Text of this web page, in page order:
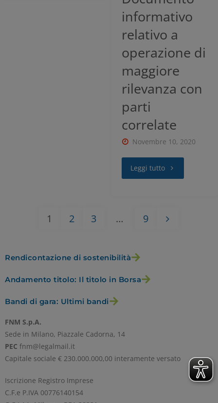
informativo
relativo a
operazione di
maggiore
rilevanza con
parti
correlate
Novembre 10, 2020
Leggi tutto
1 2 3 … 9
Rendicontazione di sostenibilità
Andamento titolo: Il titolo in Borsa
Bandi di gara: Ultimi bandi
FNM S.p.A.
Sede in Milano, Piazzale Cadorna, 14
PEC fnm@legalmail.it
Capitale sociale € 230.000.000,00 interamente versato
Iscrizione Registro Imprese
C.F.e P.IVA 00776140154
ACCETTA